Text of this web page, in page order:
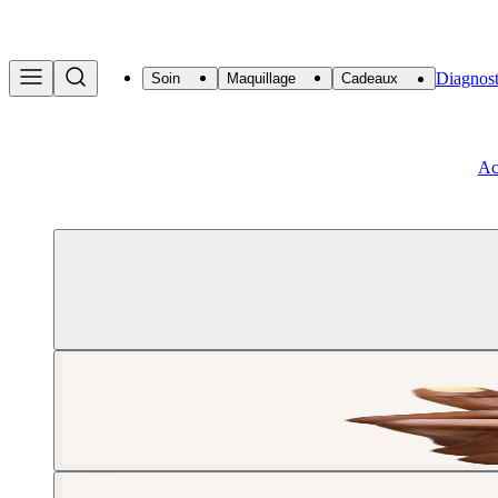
Soin Maquillage Cadeaux